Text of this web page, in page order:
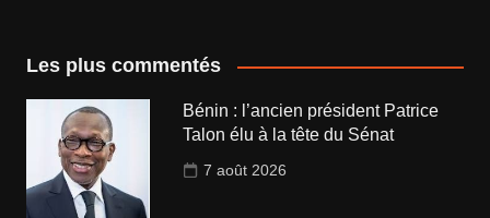
Les plus commentés
Bénin : l’ancien président Patrice
Talon élu à la tête du Sénat
7 août 2026